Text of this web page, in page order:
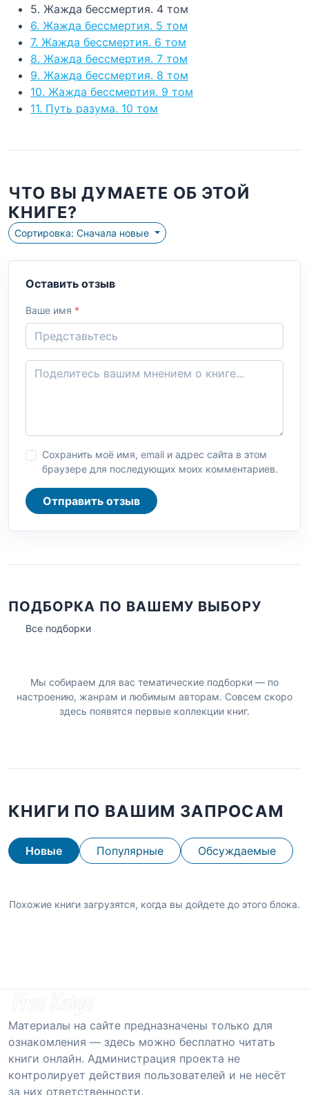
5. Жажда бессмертия. 4 том
6. Жажда бессмертия. 5 том
7. Жажда бессмертия. 6 том
8. Жажда бессмертия. 7 том
9. Жажда бессмертия. 8 том
10. Жажда бессмертия. 9 том
11. Путь разума. 10 том
ЧТО ВЫ ДУМАЕТЕ ОБ ЭТОЙ
КНИГЕ?
Сортировка: Сначала новые
Оставить отзыв
Ваше имя *
Сохранить моё имя, email и адрес сайта в этом
браузере для последующих моих комментариев.
Отправить отзыв
ПОДБОРКА ПО ВАШЕМУ ВЫБОРУ
Все подборки
Мы собираем для вас тематические подборки — по
настроению, жанрам и любимым авторам. Совсем скоро
здесь появятся первые коллекции книг.
КНИГИ ПО ВАШИМ ЗАПРОСАМ
Новые Популярные Обсуждаемые
Похожие книги загрузятся, когда вы дойдете до этого блока.
Материалы на сайте предназначены только для
ознакомления — здесь можно бесплатно читать
книги онлайн. Администрация проекта не
контролирует действия пользователей и не несёт
за них ответственности.